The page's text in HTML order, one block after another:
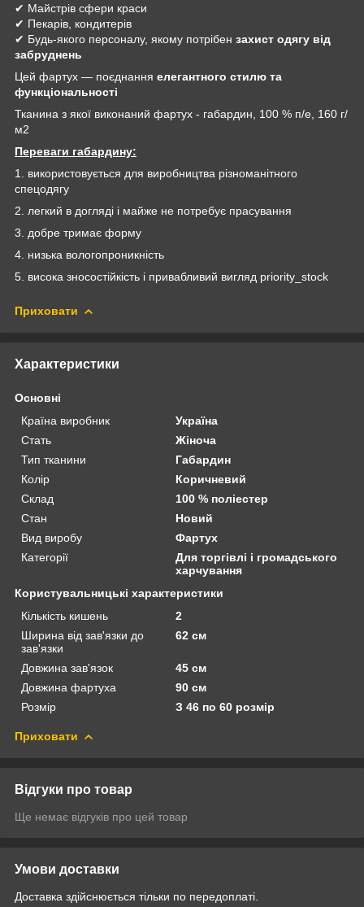
✔ Майстрів сфери краси
✔ Пекарів, кондитерів
✔ Будь-якого персоналу, якому потрібен захист одягу від
забруднень
Цей фартух — поєднання елегантного стилю та
функціональності
Тканина з якої виконаний фартух - габардин, 100 % п/е, 160 г/
м2
Переваги габардину:
1. використовується для виробництва різноманітного
спецодягу
2. легкий в догляді і майже не потребує прасування
3. добре тримає форму
4. низька вологопроникність
5. висока зносостійкість і привабливий вигляд priority_stock
Приховати
Характеристики
Основні
Країна виробник
Україна
Стать
Жіноча
Тип тканини
Габардин
Колір
Коричневий
Склад
100 % поліестер
Стан
Новий
Вид виробу
Фартух
Категорії
Для торгівлі і громадського
харчування
Користувальницькі характеристики
Кількість кишень
2
Ширина від зав'язки до
зав'язки
62 см
Довжина зав'язок
45 см
Довжина фартуха
90 см
Розмір
З 46 по 60 розмір
Приховати
Відгуки про товар
Ще немає відгуків про цей товар
Умови доставки
Доставка здійснюється тільки по передоплаті.